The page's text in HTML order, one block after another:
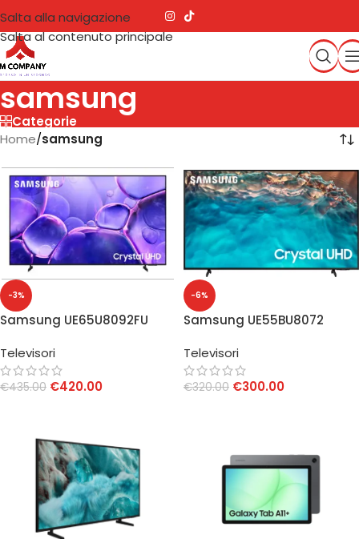
Salta alla navigazione
Salta al contenuto principale
samsung
Categorie
Home/samsung
-3%
Samsung UE65U8092FU
Televisori
€435.00 €420.00
-6%
Samsung UE55BU8072
Televisori
€320.00 €300.00